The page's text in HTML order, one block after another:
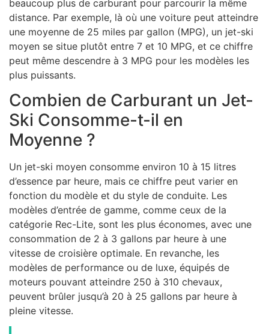
beaucoup plus de carburant pour parcourir la même
distance. Par exemple, là où une voiture peut atteindre
une moyenne de 25 miles par gallon (MPG), un jet-ski
moyen se situe plutôt entre 7 et 10 MPG, et ce chiffre
peut même descendre à 3 MPG pour les modèles les
plus puissants.
Combien de Carburant un Jet-
Ski Consomme-t-il en
Moyenne ?
Un jet-ski moyen consomme environ 10 à 15 litres
d’essence par heure, mais ce chiffre peut varier en
fonction du modèle et du style de conduite. Les
modèles d’entrée de gamme, comme ceux de la
catégorie Rec-Lite, sont les plus économes, avec une
consommation de 2 à 3 gallons par heure à une
vitesse de croisière optimale. En revanche, les
modèles de performance ou de luxe, équipés de
moteurs pouvant atteindre 250 à 310 chevaux,
peuvent brûler jusqu’à 20 à 25 gallons par heure à
pleine vitesse.